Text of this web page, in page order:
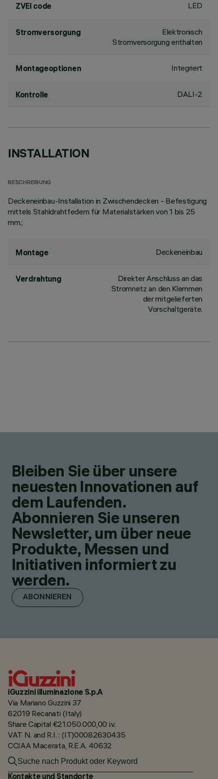
ZVEI code LED
Stromversorgung
Elektronisch
Stromversorgung enthalten
Montageoptionen Integriert
Kontrolle DALI-2
INSTALLATION
BESCHREIBUNG
Deckeneinbau-Installation in Zwischendecken - Befestigung
mittels Stahldrahtfedern für Materialstärken von 1 bis 25
mm.;
Montage Deckeneinbau
Verdrahtung
Direkter Anschluss an das
Stromnetz an den Klemmen
der mitgelieferten
Vorschaltgeräte.
Bleiben Sie über unsere
neuesten Innovationen auf
dem Laufenden.
Abonnieren Sie unseren
Newsletter, um über neue
Produkte, Messen und
Initiativen informiert zu
werden.
ABONNIEREN
iGuzzini illuminazione S.p.A
Via Mariano Guzzini 37
62019 Recanati (Italy)
Share Capital €21.050.000,00 i.v.
VAT N. and R.I. : (IT)00082630435
CCIAA Macerata, R.E.A. 40632
Kontakte und Standorte